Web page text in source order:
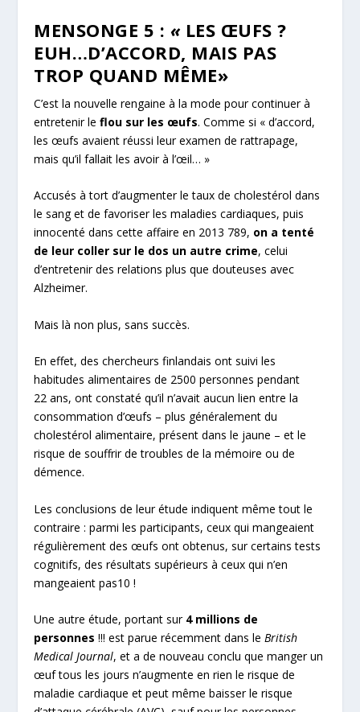
MENSONGE 5 : « LES ŒUFS ?
EUH…D’ACCORD, MAIS PAS
TROP QUAND MÊME»
C’est la nouvelle rengaine à la mode pour continuer à
entretenir leflou sur les œufs. Comme si « d’accord,
les œufs avaient réussi leur examen de rattrapage,
mais qu’il fallait les avoir à l’œil… »
Accusés à tort d’augmenter le taux de cholestérol dans
le sang et de favoriser les maladies cardiaques, puis
innocenté dans cette affaire en 2013 789, on a tenté
de leur coller sur le dos un autre crime, celui
d’entretenir des relations plus que douteuses avec
Alzheimer.
Mais là non plus, sans succès.
En effet, des chercheurs finlandais ont suivi les
habitudes alimentaires de 2500 personnes pendant
22 ans, ont constaté qu’il n’avait aucun lien entre la
consommation d’œufs – plus généralement du
cholestérol alimentaire, présent dans le jaune – et le
risque de souffrir de troubles de la mémoire ou de
démence.
Les conclusions de leur étude indiquent même tout le
contraire : parmi les participants, ceux qui mangeaient
régulièrement des œufs ont obtenus, sur certains tests
cognitifs, des résultats supérieurs à ceux qui n’en
mangeaient pas10 !
Une autre étude, portant sur4 millions de
personnes!!! est parue récemment dans leBritish
Medical Journal, et a de nouveau conclu que manger un
œuf tous les jours n’augmente en rien le risque de
maladie cardiaque et peut même baisser le risque